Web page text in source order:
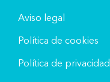
Aviso legal
Política de cookies
Política de privacidad